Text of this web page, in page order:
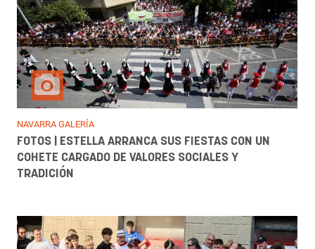
NAVARRA GALERÍA
FOTOS | ESTELLA ARRANCA SUS FIESTAS CON UN
COHETE CARGADO DE VALORES SOCIALES Y
TRADICIÓN